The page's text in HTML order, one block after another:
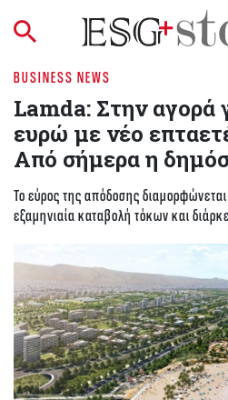
BUSINESS NEWS
Lamda: Στην αγορά
ευρώ με νέο
Από σήμερα η
Το εύρος της απόδοσης
εξαμηνιαία καταβολή τόκων και